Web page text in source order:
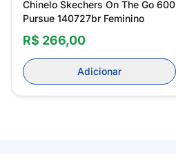
Chinelo Skechers On The Go 600
Pursue 140727br Feminino
R$ 266,00
Adicionar